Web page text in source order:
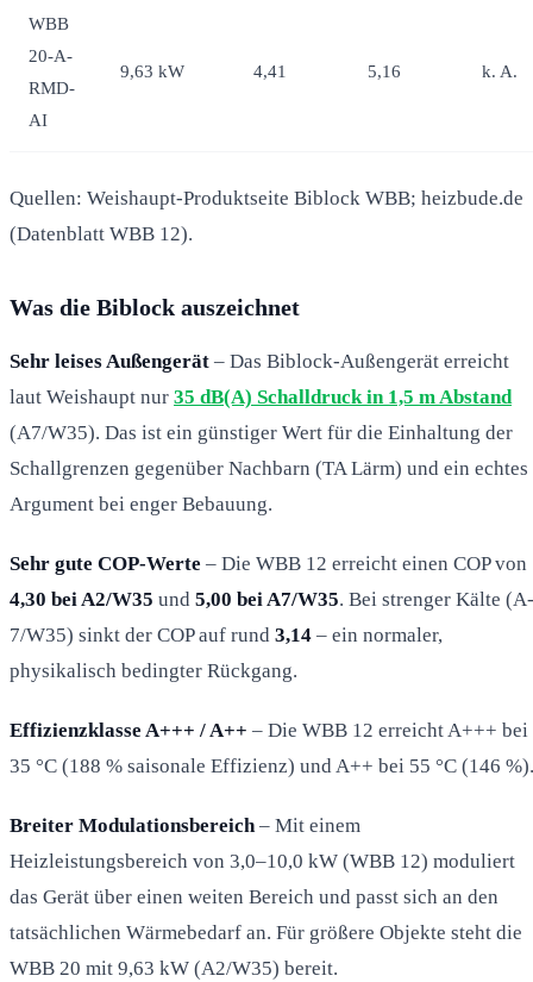
WBB
20-A-
RMD-
AI
9,63 kW 4,41 5,16 k. A.
Quellen: Weishaupt-Produktseite Biblock WBB; heizbude.de
(Datenblatt WBB 12).
Was die Biblock auszeichnet
Sehr leises Außengerät – Das Biblock-Außengerät erreicht
laut Weishaupt nur 35 dB(A) Schalldruck in 1,5 m Abstand
(A7/W35). Das ist ein günstiger Wert für die Einhaltung der
Schallgrenzen gegenüber Nachbarn (TA Lärm) und ein echtes
Argument bei enger Bebauung.
Sehr gute COP-Werte – Die WBB 12 erreicht einen COP von
4,30 bei A2/W35 und 5,00 bei A7/W35. Bei strenger Kälte (A-
7/W35) sinkt der COP auf rund 3,14 – ein normaler,
physikalisch bedingter Rückgang.
Effizienzklasse A+++ / A++ – Die WBB 12 erreicht A+++ bei
35 °C (188 % saisonale Effizienz) und A++ bei 55 °C (146 %).
Breiter Modulationsbereich – Mit einem
Heizleistungsbereich von 3,0–10,0 kW (WBB 12) moduliert
das Gerät über einen weiten Bereich und passt sich an den
tatsächlichen Wärmebedarf an. Für größere Objekte steht die
WBB 20 mit 9,63 kW (A2/W35) bereit.